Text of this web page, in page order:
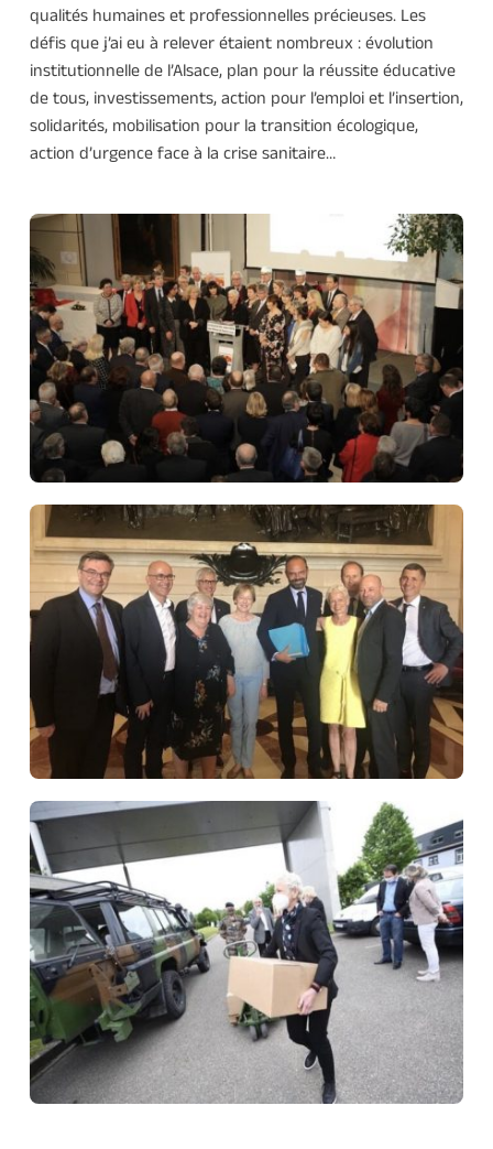
qualités humaines et professionnelles précieuses. Les
défis que j’ai eu à relever étaient nombreux : évolution
institutionnelle de l’Alsace, plan pour la réussite éducative
de tous, investissements, action pour l’emploi et l’insertion,
solidarités, mobilisation pour la transition écologique,
action d’urgence face à la crise sanitaire…